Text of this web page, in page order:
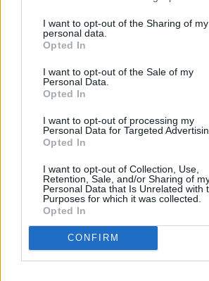
I want to opt-out of the Sharing of my
personal data.
Opted In
I want to opt-out of the Sale of my
Personal Data.
Opted In
I want to opt-out of processing my
Personal Data for Targeted
Opted In
I want to opt-out of Collection, Use,
Retention, Sale, and/or Sharing of
Personal Data that Is Unrelated with
Purposes for which it was collected.
Opted In
CONFIRM
Pfeffersteak
Morchel-Sauce
Mittel
Rinderfilet Yucatan
Leicht
Rib Eye Steak
Leicht